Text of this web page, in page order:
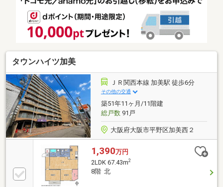
タウンハイツ加美
ＪＲ関西本線 加美駅 徒歩6分
その他の交通
築51年11ヶ月/11階建
総戸数91戸
大阪府大阪市平野区加美西２
1,390万円
2LDK 67.43m2
8階 北